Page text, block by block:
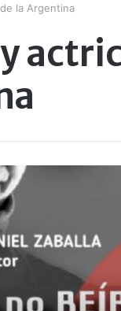
la Argentina